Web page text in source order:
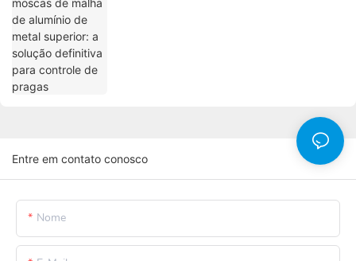
Entre em contato conosco
Nome